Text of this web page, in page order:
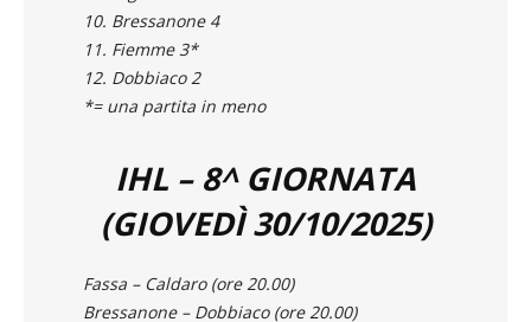
9. Pergine 7
10. Bressanone 4
11. Fiemme 3*
12. Dobbiaco 2
IHL – 8^ GIORNATA
(GIOVEDÌ 30/10/2025)
Fassa – Caldaro (ore 20.00)